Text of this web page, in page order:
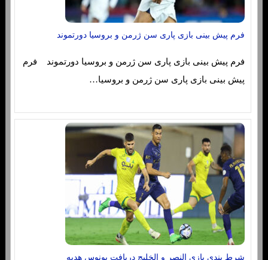
فرم پیش بینی بازی پاری سن ژرمن و بروسیا دورتموند
فرم پیش بینی بازی پاری سن ژرمن و بروسیا دورتموند فرم
پیش بینی بازی پاری سن ژرمن و بروسیا…
شرط بندی بازی النصر و الخلیج دریافت بونوس هدیه